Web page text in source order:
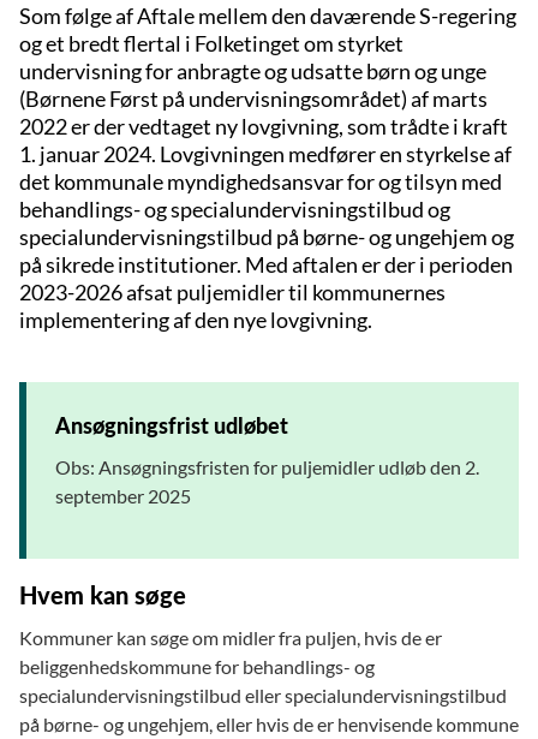
Som følge af Aftale mellem den daværende S-regering
og et bredt flertal i Folketinget om styrket
undervisning for anbragte og udsatte børn og unge
(Børnene Først på undervisningsområdet) af marts
2022 er der vedtaget ny lovgivning, som trådte i kraft
1. januar 2024. Lovgivningen medfører en styrkelse af
det kommunale myndighedsansvar for og tilsyn med
behandlings- og specialundervisningstilbud og
specialundervisningstilbud på børne- og ungehjem og
på sikrede institutioner. Med aftalen er der i perioden
2023-2026 afsat puljemidler til kommunernes
implementering af den nye lovgivning.
Ansøgningsfrist udløbet
Obs: Ansøgningsfristen for puljemidler udløb den 2.
september 2025
Hvem kan søge
Kommuner kan søge om midler fra puljen, hvis de er
beliggenhedskommune for behandlings- og
specialundervisningstilbud eller specialundervisningstilbud
på børne- og ungehjem, eller hvis de er henvisende kommune